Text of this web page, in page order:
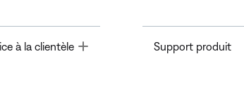
à la clientèle Toggle Support produit